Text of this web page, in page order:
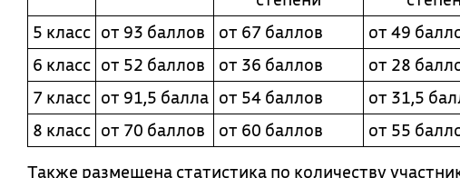
5 класс от 93 баллов от 67 баллов от 49
6 класс от 52 баллов от 36 баллов от 28
7 класс от 91,5 балла от 54 баллов от 31,5
8 класс от 70 баллов от 60 баллов от 55
Также размещена статистика по количеству